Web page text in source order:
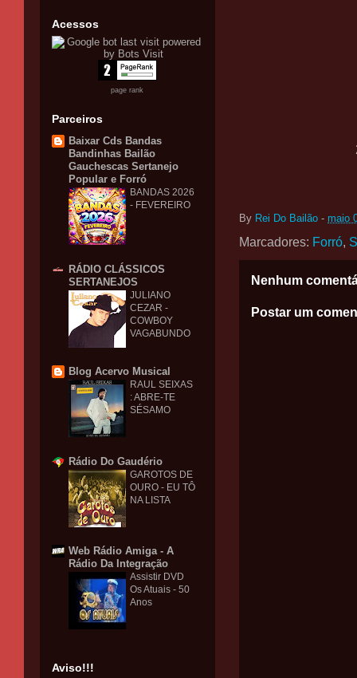
By Rei Do Bailão - maio
Marcadores: Forró,
Nenhum
Postar um
Acessos
page rank
Parceiros
Baixar Cds Bandas
Bandinhas Bailão
Gauchescas Sertanejo
Popular e Forró
BANDAS 2026
- FEVEREIRO
RÁDIO CLÁSSICOS
SERTANEJOS
JULIANO
CEZAR -
COWBOY
VAGABUNDO
Blog Acervo Musical
RAUL SEIXAS
: ABRE-TE
SÉSAMO
Rádio Do Gaudério
GAROTOS DE
OURO - EU TÔ
NA LISTA
Web Rádio Amiga - A
Rádio Da Integração
Assistir DVD
Os Atuais - 50
Anos
Aviso!!!